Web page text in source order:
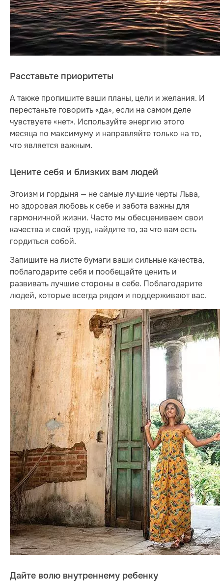
Расставьте приоритеты
А также пропишите ваши планы, цели и желания. И
перестаньте говорить «да», если на самом деле
чувствуете «нет». Используйте энергию этого
месяца по максимуму и направляйте только на то,
что является важным.
Цените себя и близких вам людей
Эгоизм и гордыня — не самые лучшие черты Льва,
но здоровая любовь к себе и забота важны для
гармоничной жизни. Часто мы обесцениваем свои
качества и свой труд, найдите то, за что вам есть
гордиться собой.
Запишите на листе бумаги ваши сильные качества,
поблагодарите себя и пообещайте ценить и
развивать лучшие стороны в себе. Поблагодарите
людей, которые всегда рядом и поддерживают вас.
Дайте волю внутреннему ребенку